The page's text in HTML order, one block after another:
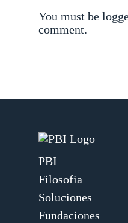
You must be
comment.
PBI
Filosofia
Soluciones
Fundaciones